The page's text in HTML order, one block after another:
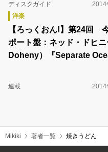
ディスクガイド
2014
洋楽
【ろっくおん!】第24回
ポート盤：ネッド・ドヒニ
Doheny）『Separate
連載 2014
Mikiki 著者一覧 焼きうどん